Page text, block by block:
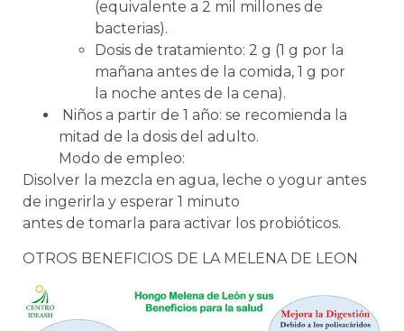
(equivalente a 2 mil millones de
bacterias).
Dosis de tratamiento: 2 g (1 g por la
mañana antes de la comida, 1 g por
la noche antes de la cena).
Niños a partir de 1 año: se recomienda la
mitad de la dosis del adulto.
Modo de empleo:
Disolver la mezcla en agua, leche o yogur antes
de ingerirla y esperar 1 minuto
antes de tomarla para activar los probióticos.
OTROS BENEFICIOS DE LA MELENA DE LEON